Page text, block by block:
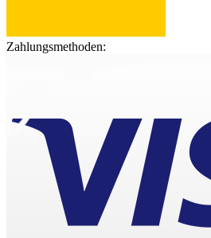
Zahlungsmethoden: